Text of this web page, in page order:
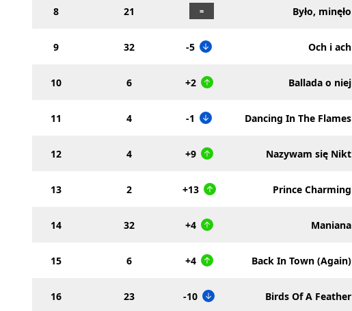
8 21 Było, minęło
9 32 -5 Och i ach
10 6 +2 Ballada o niej
11 4 -1 Dancing In The Flames
12 4 +9 Nazywam się Nikt
13 2 +13 Prince Charming
14 32 +4 Maniana
15 6 +4 Back In Town (Again)
16 23 -10 Birds Of A Feather